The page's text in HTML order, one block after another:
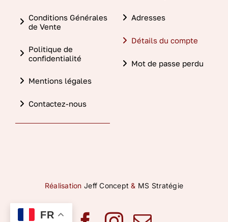
Conditions Générales
de Vente
Politique de
confidentialité
Mentions légales
Contactez-nous
Adresses
Détails du compte
Mot de passe perdu
Réalisation Jeff Concept & MS Stratégie
FR